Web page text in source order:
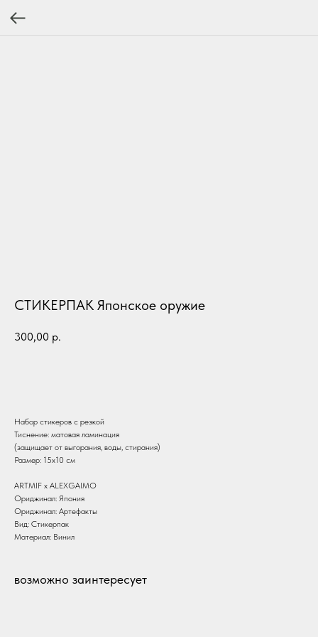
СТИКЕРПАК Японское оружие
300,00 р.
Набор стикеров с резкой
Тиснение: матовая ламинация
(защищает от выгорания, воды, стирания)
Размер: 15х10 см
ARTMIF х АLEXGAIMO
Ориджинал: Япония
Ориджинал: Артефакты
Вид: Стикерпак
Материал: Винил
возможно заинтересует